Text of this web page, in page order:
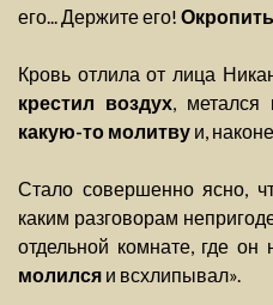
его... Держите его!
Кровь отлила от лица
крестил воздух, метался
какую-то молитву и,
Стало совершенно ясно,
каким разговорам
отдельной комнате, где он
молился и всхлипывал».